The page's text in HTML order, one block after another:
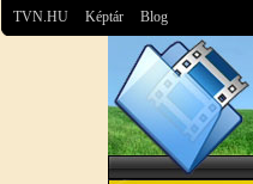
TVN.HU Képtár Blog